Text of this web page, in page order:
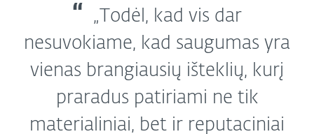
„Todėl, kad vis dar
nesuvokiame, kad saugumas yra
vienas brangiausių išteklių, kurį
praradus patiriami ne tik
materialiniai, bet ir reputaciniai